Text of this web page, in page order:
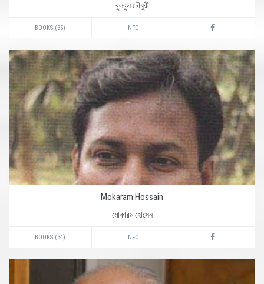
বুলবুল চৌধুরী
BOOKS (35) INFO
Mokaram Hossain
মোকারম হোসেন
BOOKS (34) INFO